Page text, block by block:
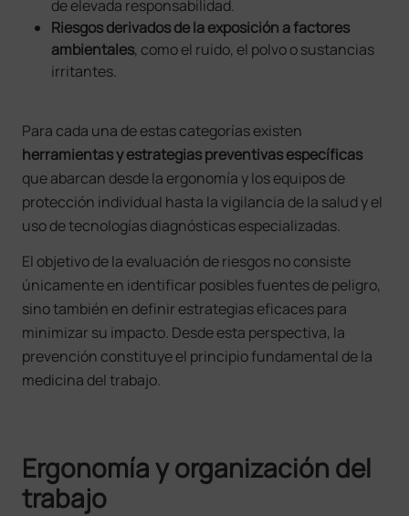
de elevada responsabilidad.
Riesgos derivados de la exposición a factores
ambientales, como el ruido, el polvo o sustancias
irritantes.
Para cada una de estas categorías existen
herramientas y estrategias preventivas específicas
que abarcan desde la ergonomía y los equipos de
protección individual hasta la vigilancia de la salud y el
uso de tecnologías diagnósticas especializadas.
El objetivo de la evaluación de riesgos no consiste
únicamente en identificar posibles fuentes de peligro,
sino también en definir estrategias eficaces para
minimizar su impacto. Desde esta perspectiva, la
prevención constituye el principio fundamental de la
medicina del trabajo.
Ergonomía y organización del
trabajo